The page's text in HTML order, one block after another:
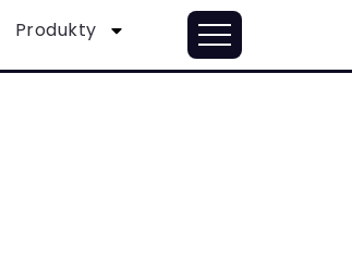
Produkty